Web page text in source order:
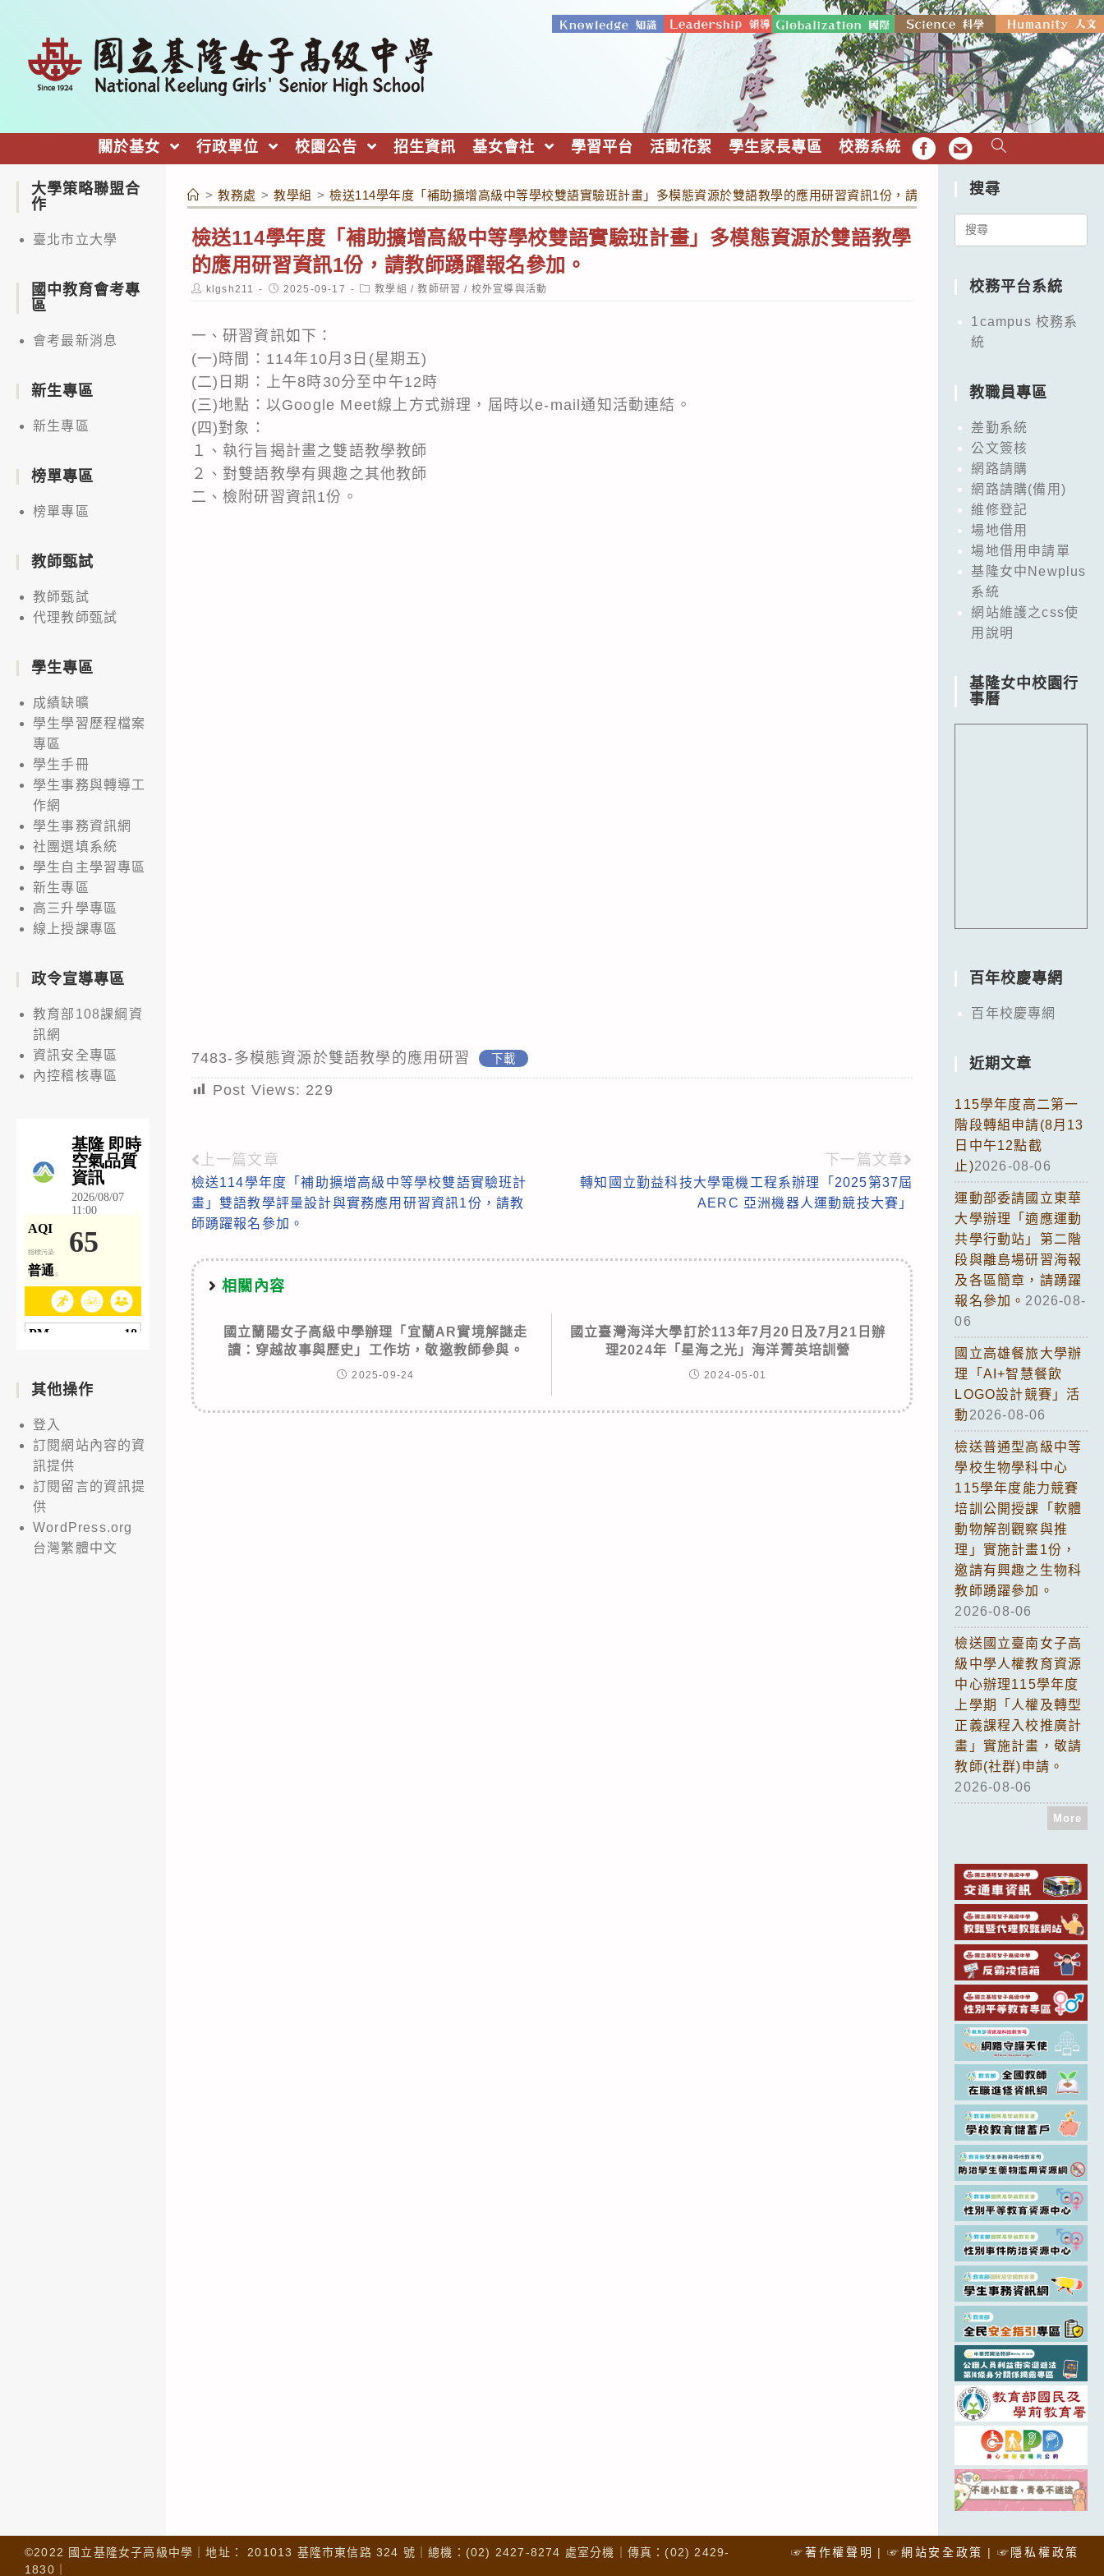
關於基女 行政單位 校園公告 招生資訊 基女會社 學習平台 活動花絮 學生家長專區 校務系統 FB EMAIL
> 教務處 > 教學組 > 檢送114學年度「補助擴增高級中等學校雙語實驗班計畫」多模態資源於雙語教學的應用研習資訊1份，請教師踴躍報名參加。
檢送114學年度「補助擴增高級中等學校雙語實驗班計畫」多模態資源於雙語教學
的應用研習資訊1份，請教師踴躍報名參加。
Post
author:
klgsh211
Post
published:
2025-09-17
Post
category:
教學組 / 教師研習 / 校外宣導與活動
一、研習資訊如下：
(一)時間：114年10月3日(星期五)
(二)日期：上午8時30分至中午12時
(三)地點：以Google Meet線上方式辦理，屆時以e-mail通知活動連結。
(四)對象：
１、執行旨揭計畫之雙語教學教師
２、對雙語教學有興趣之其他教師
二、檢附研習資訊1份。
7483-多模態資源於雙語教學的應用研習 下載
Post Views: 229
Read
more
articles
上一篇文章
檢送114學年度「補助擴增高級中等學校雙語實驗班計
畫」雙語教學評量設計與實務應用研習資訊1份，請教
師踴躍報名參加。
下一篇文章
轉知國立勤益科技大學電機工程系辦理「2025第37屆
AERC 亞洲機器人運動競技大賽」
相關內容
國立蘭陽女子高級中學辦理「宜蘭AR實境解謎走
讀：穿越故事與歷史」工作坊，敬邀教師參與。
2025-09-24
國立臺灣海洋大學訂於113年7月20日及7月21日辦
理2024年「星海之光」海洋菁英培訓營
2024-05-01
大學策略聯盟合
作
臺北市立大學
國中教育會考專
區
會考最新消息
新生專區
新生專區
榜單專區
榜單專區
教師甄試
教師甄試
代理教師甄試
學生專區
成績缺曠
學生學習歷程檔案
專區
學生手冊
學生事務與轉導工
作網
學生事務資訊網
社團選填系統
學生自主學習專區
新生專區
高三升學專區
線上授課專區
政令宣導專區
教育部108課綱資
訊網
資訊安全專區
內控稽核專區
其他操作
登入
訂閱網站內容的資
訊提供
訂閱留言的資訊提
供
WordPress.org
台灣繁體中文
搜尋
Search
校務平台系統
1campus 校務系
統
教職員專區
差勤系統
公文簽核
網路請購
網路請購(備用)
維修登記
場地借用
場地借用申請單
基隆女中Newplus
系統
網站維護之css使
用說明
基隆女中校園行
事曆
百年校慶專網
百年校慶專網
近期文章
115學年度高二第一
階段轉組申請(8月13
日中午12點截
止)2026-08-06
運動部委請國立東華
大學辦理「適應運動
共學行動站」第二階
段與離島場研習海報
及各區簡章，請踴躍
報名參加。 2026-08-
06
國立高雄餐旅大學辦
理「AI+智慧餐飲
LOGO設計競賽」活
動 2026-08-06
檢送普通型高級中等
學校生物學科中心
115學年度能力競賽
培訓公開授課「軟體
動物解剖觀察與推
理」實施計畫1份，
邀請有興趣之生物科
教師踴躍參加。
2026-08-06
檢送國立臺南女子高
級中學人權教育資源
中心辦理115學年度
上學期「人權及轉型
正義課程入校推廣計
畫」實施計畫，敬請
教師(社群)申請。
2026-08-06
More
☞著作權聲明 ☞網站安全政策 ☞隱私權政策
©2022 國立基隆女子高級中學｜地址： 201013 基隆市東信路 324 號｜總機：(02) 2427-8274 處室分機｜傳真：(02) 2429-
1830｜